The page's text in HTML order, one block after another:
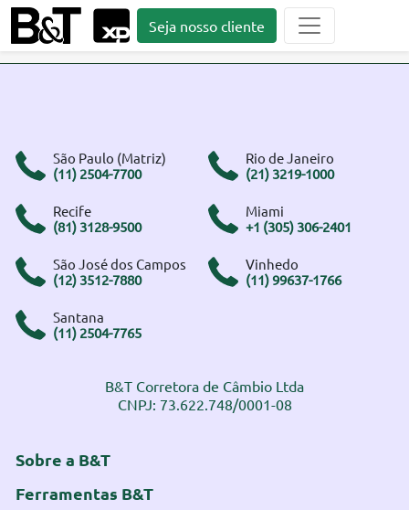
Seja nosso cliente
São Paulo (Matriz)
(11) 2504-7700
Rio de Janeiro
(21) 3219-1000
Recife
(81) 3128-9500
Miami
+1 (305) 306-2401
São José dos Campos
(12) 3512-7880
Vinhedo
(11) 99637-1766
Santana
(11) 2504-7765
B&T Corretora de Câmbio Ltda
CNPJ: 73.622.748/0001-08
Sobre a B&T
Ferramentas B&T